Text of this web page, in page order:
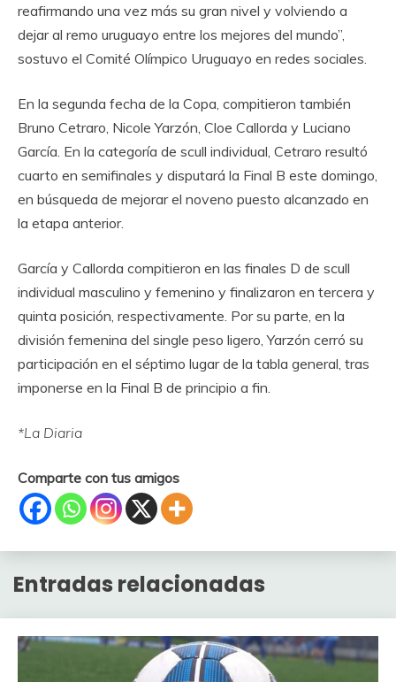
reafirmando una vez más su gran nivel y volviendo a
dejar al remo uruguayo entre los mejores del mundo”,
sostuvo el Comité Olímpico Uruguayo en redes sociales.
En la segunda fecha de la Copa, compitieron también
Bruno Cetraro, Nicole Yarzón, Cloe Callorda y Luciano
García. En la categoría de scull individual, Cetraro resultó
cuarto en semifinales y disputará la Final B este domingo,
en búsqueda de mejorar el noveno puesto alcanzado en
la etapa anterior.
García y Callorda compitieron en las finales D de scull
individual masculino y femenino y finalizaron en tercera y
quinta posición, respectivamente. Por su parte, en la
división femenina del single peso ligero, Yarzón cerró su
participación en el séptimo lugar de la tabla general, tras
imponerse en la Final B de principio a fin.
*La Diaria
Comparte con tus amigos
Entradas relacionadas